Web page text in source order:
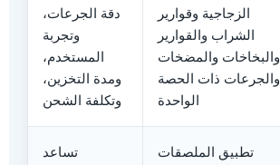
الزجاجية وقوارير
الشراب والقوارير
والبخاخات والمضخات
والجرعات ذات الحصة
الواحدة
دقة الجرعات،
وتجربة
المستخدم،
ومدة التخزين،
وتكلفة الشحن
تطبيق الملصقات
تساعد